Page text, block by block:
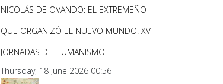
NICOLÁS DE OVANDO: EL EXTREMEÑO
QUE ORGANIZÓ EL NUEVO MUNDO. XV
JORNADAS DE HUMANISMO.
Thursday, 18 June 2026 00:56